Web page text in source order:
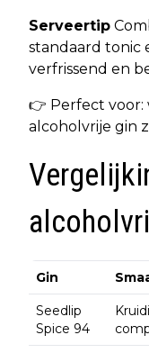
Serveertip
standaard tonic
verfrissend en
👉 Perfect voor:
alcoholvrije gin
Gin
Seedlip
Spice 94